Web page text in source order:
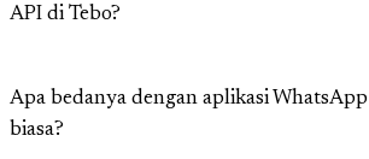
API di Tebo?
Apa bedanya dengan aplikasi WhatsApp
biasa?